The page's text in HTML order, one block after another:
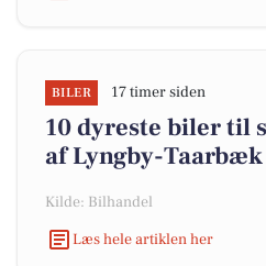
BILER 17 timer siden
10 dyreste biler til
af Lyngby-
Kilde: Bilhandel
Læs hele artiklen her